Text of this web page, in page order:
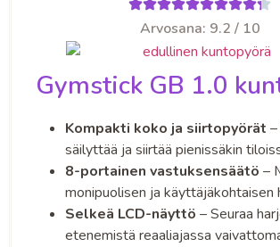
Arvosana: 9.2 / 10
Gymstick GB 1.0
Kompakti koko ja siirtopyörät
säilyttää ja siirtää pienissäkin
8-portainen vastuksensäätö –
monipuolisen ja käyttäjäkohtaisen
Selkeä LCD-näyttö – Seuraa
etenemistä reaaliajassa